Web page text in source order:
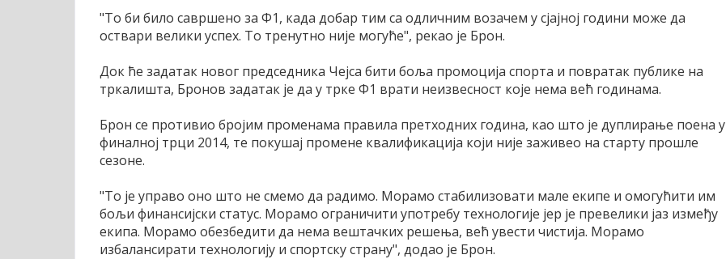
"То би било савршено за Ф1, када добар тим са одличним возачем у сјајној години може да
оствари велики успех. То тренутно није могуће", рекао је Брон.
Док ће задатак новог председника Чејса бити боља промоција спорта и повратак публике на
тркалишта, Бронов задатак је да у трке Ф1 врати неизвесност које нема већ годинама.
Брон се противио бројим променама правила претходних година, као што је дуплирање поена у
финалној трци 2014, те покушај промене квалификација који није заживео на старту прошле
сезоне.
"То је управо оно што не смемо да радимо. Морамо стабилизовати мале екипе и омогућити им
бољи финансијски статус. Морамо ограничити употребу технологије јер је превелики јаз између
екипа. Морамо обезбедити да нема вештачких решења, већ увести чистија. Морамо
избалансирати технологију и спортску страну", додао је Брон.